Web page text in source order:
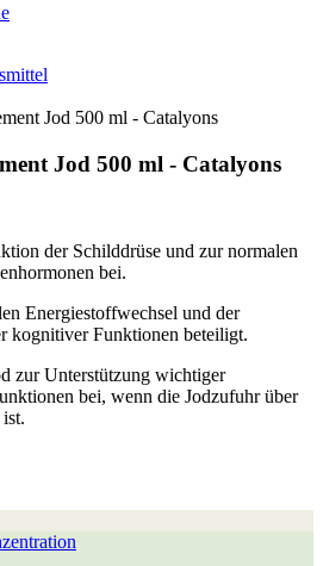
Jod 500 ml - Catalyons
Jod 500 ml - Catalyons
der Schilddrüse und zur normalen
bei.
Energiestoffwechsel und der
kognitiver Funktionen beteiligt.
zur Unterstützung wichtiger
bei, wenn die Jodzufuhr über